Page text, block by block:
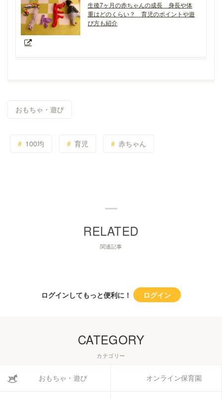
生後7ヶ月の赤ちゃんの成長 身長や体
重はどのくらい？ 育児のポイントや遊
び方も紹介
おもちゃ・遊び
100均 育児 赤ちゃん
関連記事
ログインしてもっと便利に！ ログイン
CATEGORY
カテゴリー
おもちゃ・遊び オンライン保育園